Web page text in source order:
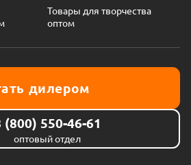
Товары для творчества
оптом
дилером
(800) 550-46-61
оптовый отдел